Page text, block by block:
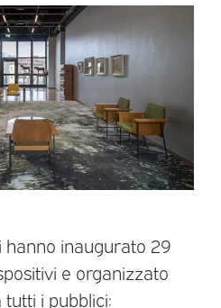
inaugurato 29
e organizzato
tutti i pubblici: